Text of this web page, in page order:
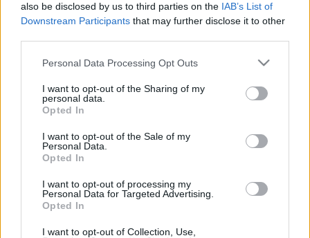
also be disclosed by us to third parties on the IAB’s List of
Downstream Participants that may further disclose it to other
Please note that this website/app uses one or more Google
not limited to your visit or usage behaviour. You may click to
grant or deny consent to Google and its third-party tags to
use your data for below specified purposes in below Google
consent section.
Personal Data Processing Opt Outs
I want to opt-out of the Sharing of my
personal data.
Opted In
I want to opt-out of the Sale of my
Personal Data.
Opted In
I want to opt-out of processing my
Personal Data for Targeted Advertising.
Opted In
I want to opt-out of Collection, Use,
Címkék:hatpontos tokaj furmint oremus 2009 mandolás
Ajánlott bejegyzések:
Kardos Betsek Furmint 2009
Szabó Zoltán Pécsi Kadarka 2009